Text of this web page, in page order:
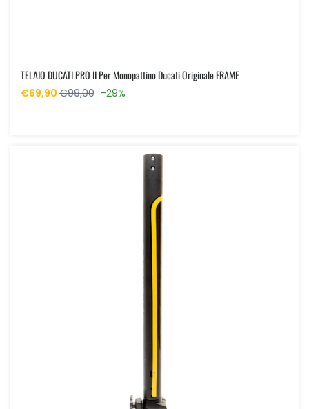
TELAIO DUCATI PRO II Per Monopattino Ducati Originale FRAME
€69,90 €99,00 -29%